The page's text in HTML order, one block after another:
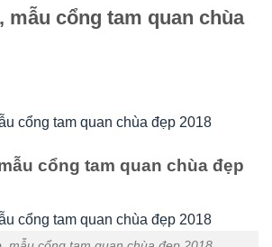
mẫu cổng tam quan chùa
cổng tam quan chùa đẹp